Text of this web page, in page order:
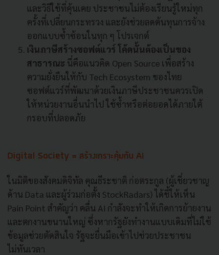
และวิธีใช้ที่คุ้นเคย ประชาชนไม่ต้องเรียนรู้ใหม่ทุก
ครั้งที่เปลี่ยนกระทรวง และยังช่วยลดต้นทุนการจ้าง
ออกแบบซ้ำซ้อนในทุก ๆ โปรเจกต์
เงินภาษีสร้างซอฟต์แวร์ โค้ดนั้นต้องเป็นของ
สาธารณะ นี่คือแนวคิด Open Source เพื่อสร้าง
ความยั่งยืนให้กับ Tech Ecosystem ของไทย
ซอฟต์แวร์ที่พัฒนาด้วยเงินภาษีประชาชนควรเปิด
ให้หน่วยงานอื่นนำไป ใช้ซ้ำหรือต่อยอดได้ภายใต้
กรอบที่ปลอดภัย
Digital Society = สร้างเกราะคุ้มกัน AI
ในมิติของสังคมดิจิทัล คุณธีระชาติ ก่อตระกูล (ผู้เชี่ยวชาญ
ด้าน Data และผู้ร่วมก่อตั้ง StockRadars) ได้ชี้ให้เห็น
Pain Point สำคัญว่า คลื่น AI กำลังจะทำให้เกิดการย้ายงาน
และตกงานขนานใหญ่ ซึ่งหากรัฐยังทำงานแบบเดิมที่ไม่ใช้
ข้อมูลช่วยตัดสินใจ รัฐจะยื่นมือเข้าไปช่วยประชาชน
ไม่ทันเวลา